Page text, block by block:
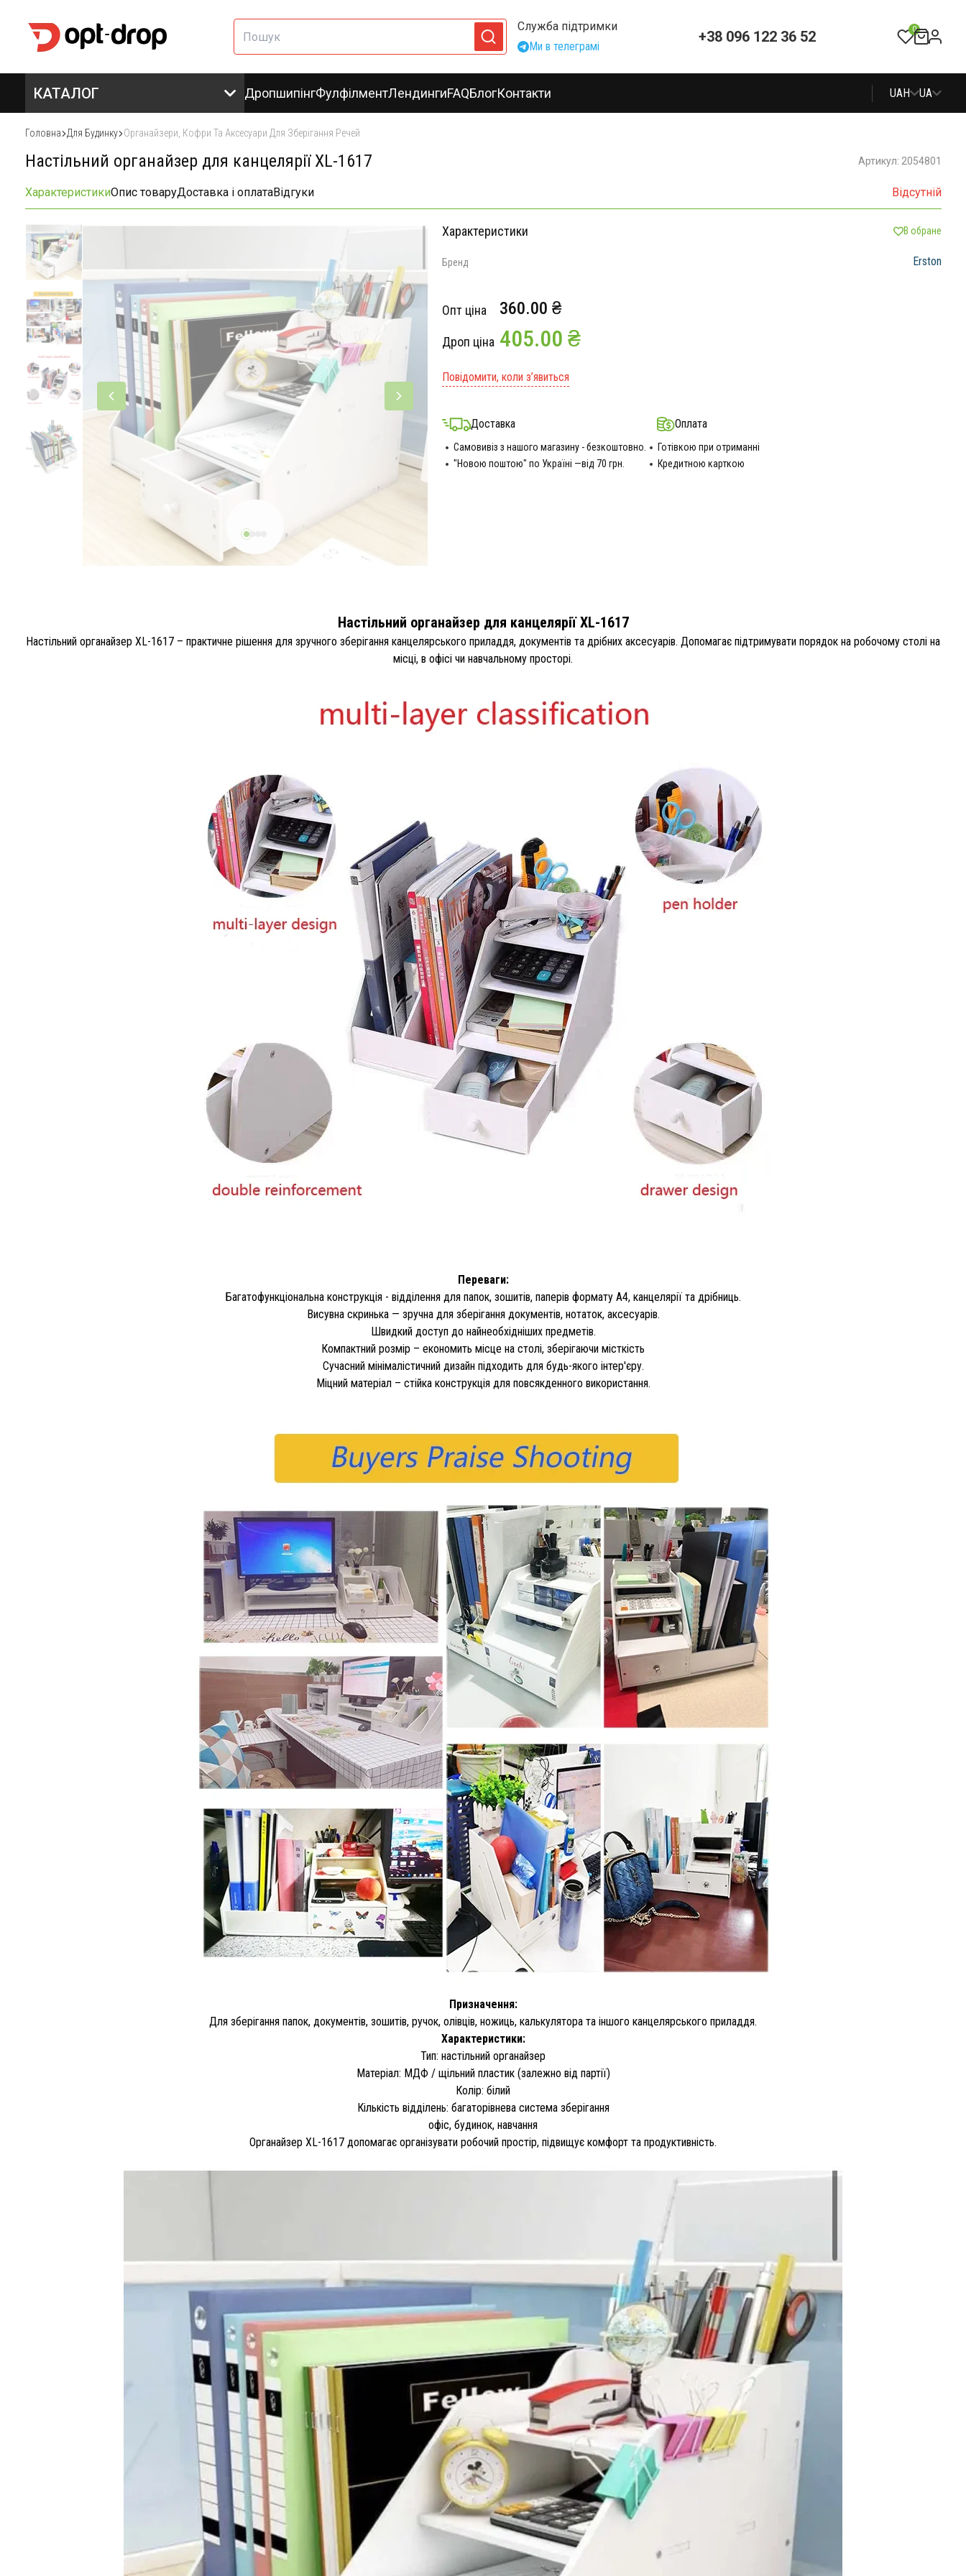
Служба підтримки
Ми в телеграмі
+38 096 122 36 52 0
КАТАЛОГ ДропшипінгФулфілментЛендингиFAQБлогКонтакти UAH UA
Головна Для Будинку Органайзери, Кофри Та Аксесуари Для Зберігання Речей
Настільний органайзер для канцелярії XL-1617 Артикул: 2054801
ХарактеристикиОпис товаруДоставка і оплатаВідгуки Відсутній
Характеристики В обране
Бренд Erston
Опт ціна 360.00 ₴
Дроп ціна 405.00 ₴
Повідомити, коли з’явиться
Доставка
Самовивіз з нашого магазину - безкоштовно.
"Новою поштою" по Україні —від 70 грн.
Оплата
Готівкою при отриманні
Кредитною карткою
Настільний органайзер для канцелярії XL-1617
Настільний органайзер XL-1617 – практичне рішення для зручного зберігання канцелярського приладдя, документів та дрібних аксесуарів. Допомагає підтримувати порядок на робочому столі на
місці, в офісі чи навчальному просторі.
Переваги:
Багатофункціональна конструкція - відділення для папок, зошитів, паперів формату A4, канцелярії та дрібниць.
Висувна скринька — зручна для зберігання документів, нотаток, аксесуарів.
Швидкий доступ до найнеобхідніших предметів.
Компактний розмір – економить місце на столі, зберігаючи місткість
Сучасний мінімалістичний дизайн підходить для будь-якого інтер'єру.
Міцний матеріал – стійка конструкція для повсякденного використання.
Призначення:
Для зберігання папок, документів, зошитів, ручок, олівців, ножиць, калькулятора та іншого канцелярського приладдя.
Характеристики:
Тип: настільний органайзер
Матеріал: МДФ / щільний пластик (залежно від партії)
Колір: білий
Кількість відділень: багаторівнева система зберігання
офіс, будинок, навчання
Органайзер XL-1617 допомагає організувати робочий простір, підвищує комфорт та продуктивність.